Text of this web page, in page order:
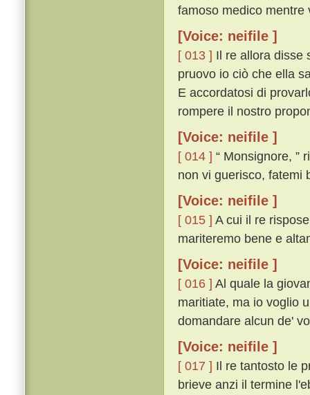
famoso medico mentre
[Voice: neifile ]
[ 013 ] Il re allora disse
pruovo io ciò che ella
E accordatosi di
rompere il nostro
[Voice: neifile ]
[ 014 ] “ Monsignore, ”
non vi guerisco, fatemi
[Voice: neifile ]
[ 015 ] A cui il re
mariteremo bene e
[Voice: neifile ]
[ 016 ] Al quale la
maritiate, ma io voglio
domandare alcun de'
[Voice: neifile ]
[ 017 ] Il re tantosto le
brieve anzi il termine